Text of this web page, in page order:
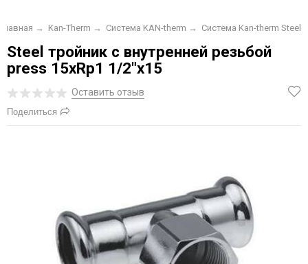
→ Kan-Therm → Система KAN-therm → Система Kan-therm Steel
Steel тройник с внутренней резьбой
press 15хRp1 1/2"х15
Оставить отзыв
Поделиться